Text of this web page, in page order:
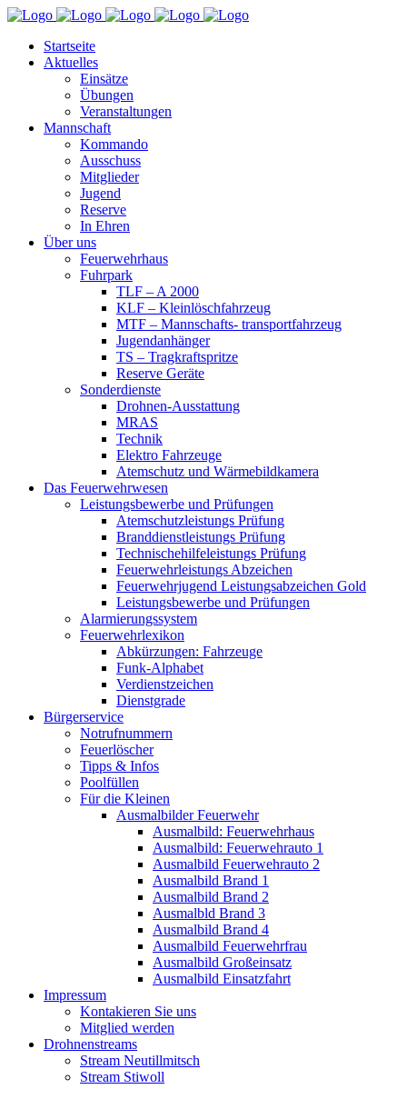
Startseite
Aktuelles
Einsätze
Übungen
Veranstaltungen
Mannschaft
Kommando
Ausschuss
Mitglieder
Jugend
Reserve
In Ehren
Über uns
Feuerwehrhaus
Fuhrpark
TLF – A 2000
KLF – Kleinlöschfahrzeug
MTF – Mannschafts- transportfahrzeug
Jugendanhänger
TS – Tragkraftspritze
Reserve Geräte
Sonderdienste
Drohnen-Ausstattung
MRAS
Technik
Elektro Fahrzeuge
Atemschutz und Wärmebildkamera
Das Feuerwehrwesen
Leistungsbewerbe und Prüfungen
Atemschutzleistungs Prüfung
Branddienstleistungs Prüfung
Technischehilfeleistungs Prüfung
Feuerwehrleistungs Abzeichen
Feuerwehrjugend Leistungsabzeichen Gold
Leistungsbewerbe und Prüfungen
Alarmierungssystem
Feuerwehrlexikon
Abkürzungen: Fahrzeuge
Funk-Alphabet
Verdienstzeichen
Dienstgrade
Bürgerservice
Notrufnummern
Feuerlöscher
Tipps & Infos
Poolfüllen
Für die Kleinen
Ausmalbilder Feuerwehr
Ausmalbild: Feuerwehrhaus
Ausmalbild: Feuerwehrauto 1
Ausmalbild Feuerwehrauto 2
Ausmalbild Brand 1
Ausmalbild Brand 2
Ausmalbld Brand 3
Ausmalbild Brand 4
Ausmalbild Feuerwehrfrau
Ausmalbild Großeinsatz
Ausmalbild Einsatzfahrt
Impressum
Kontakieren Sie uns
Mitglied werden
Drohnenstreams
Stream Neutillmitsch
Stream Stiwoll